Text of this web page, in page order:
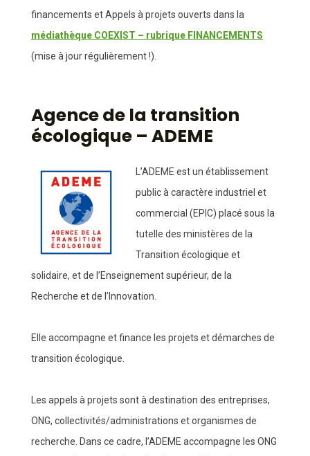
financements et Appels à projets ouverts dans la
médiathèque COEXIST – rubrique FINANCEMENTS
(mise à jour régulièrement !).
Agence de la transition
écologique – ADEME
L’ADEME est un établissement
public à caractère industriel et
commercial (EPIC) placé sous la
tutelle des ministères de la
Transition écologique et
solidaire, et de l’Enseignement supérieur, de la
Recherche et de l’Innovation.
Elle accompagne et finance les projets et démarches de
transition écologique.
Les appels à projets sont à destination des entreprises,
ONG, collectivités/administrations et organismes de
recherche. Dans ce cadre, l’ADEME accompagne les ONG